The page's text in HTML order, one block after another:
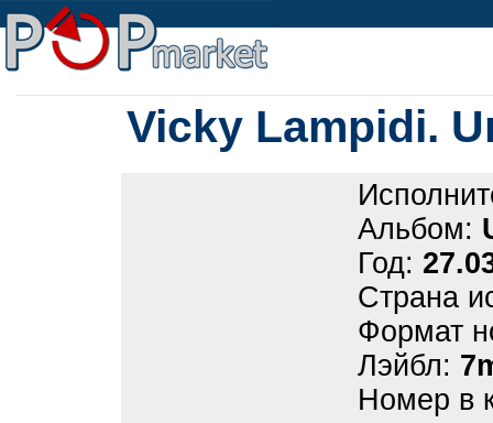
Vicky Lampidi.
Альбом:
Год:
Страна
Формат
Лэйбл:
Номер в